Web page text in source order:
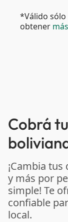
*Válido sólo
obtener
Cobrá
¡Cambia tus
y más por
simple! Te
confiable
local.